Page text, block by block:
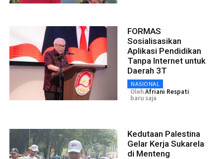
FORMAS
Sosialisasikan
Aplikasi Pendidikan
Tanpa Internet untuk
Daerah 3T
NASIONAL
OlehAfriani Respati
baru saja
Kedutaan Palestina
Gelar Kerja Sukarela
di Menteng